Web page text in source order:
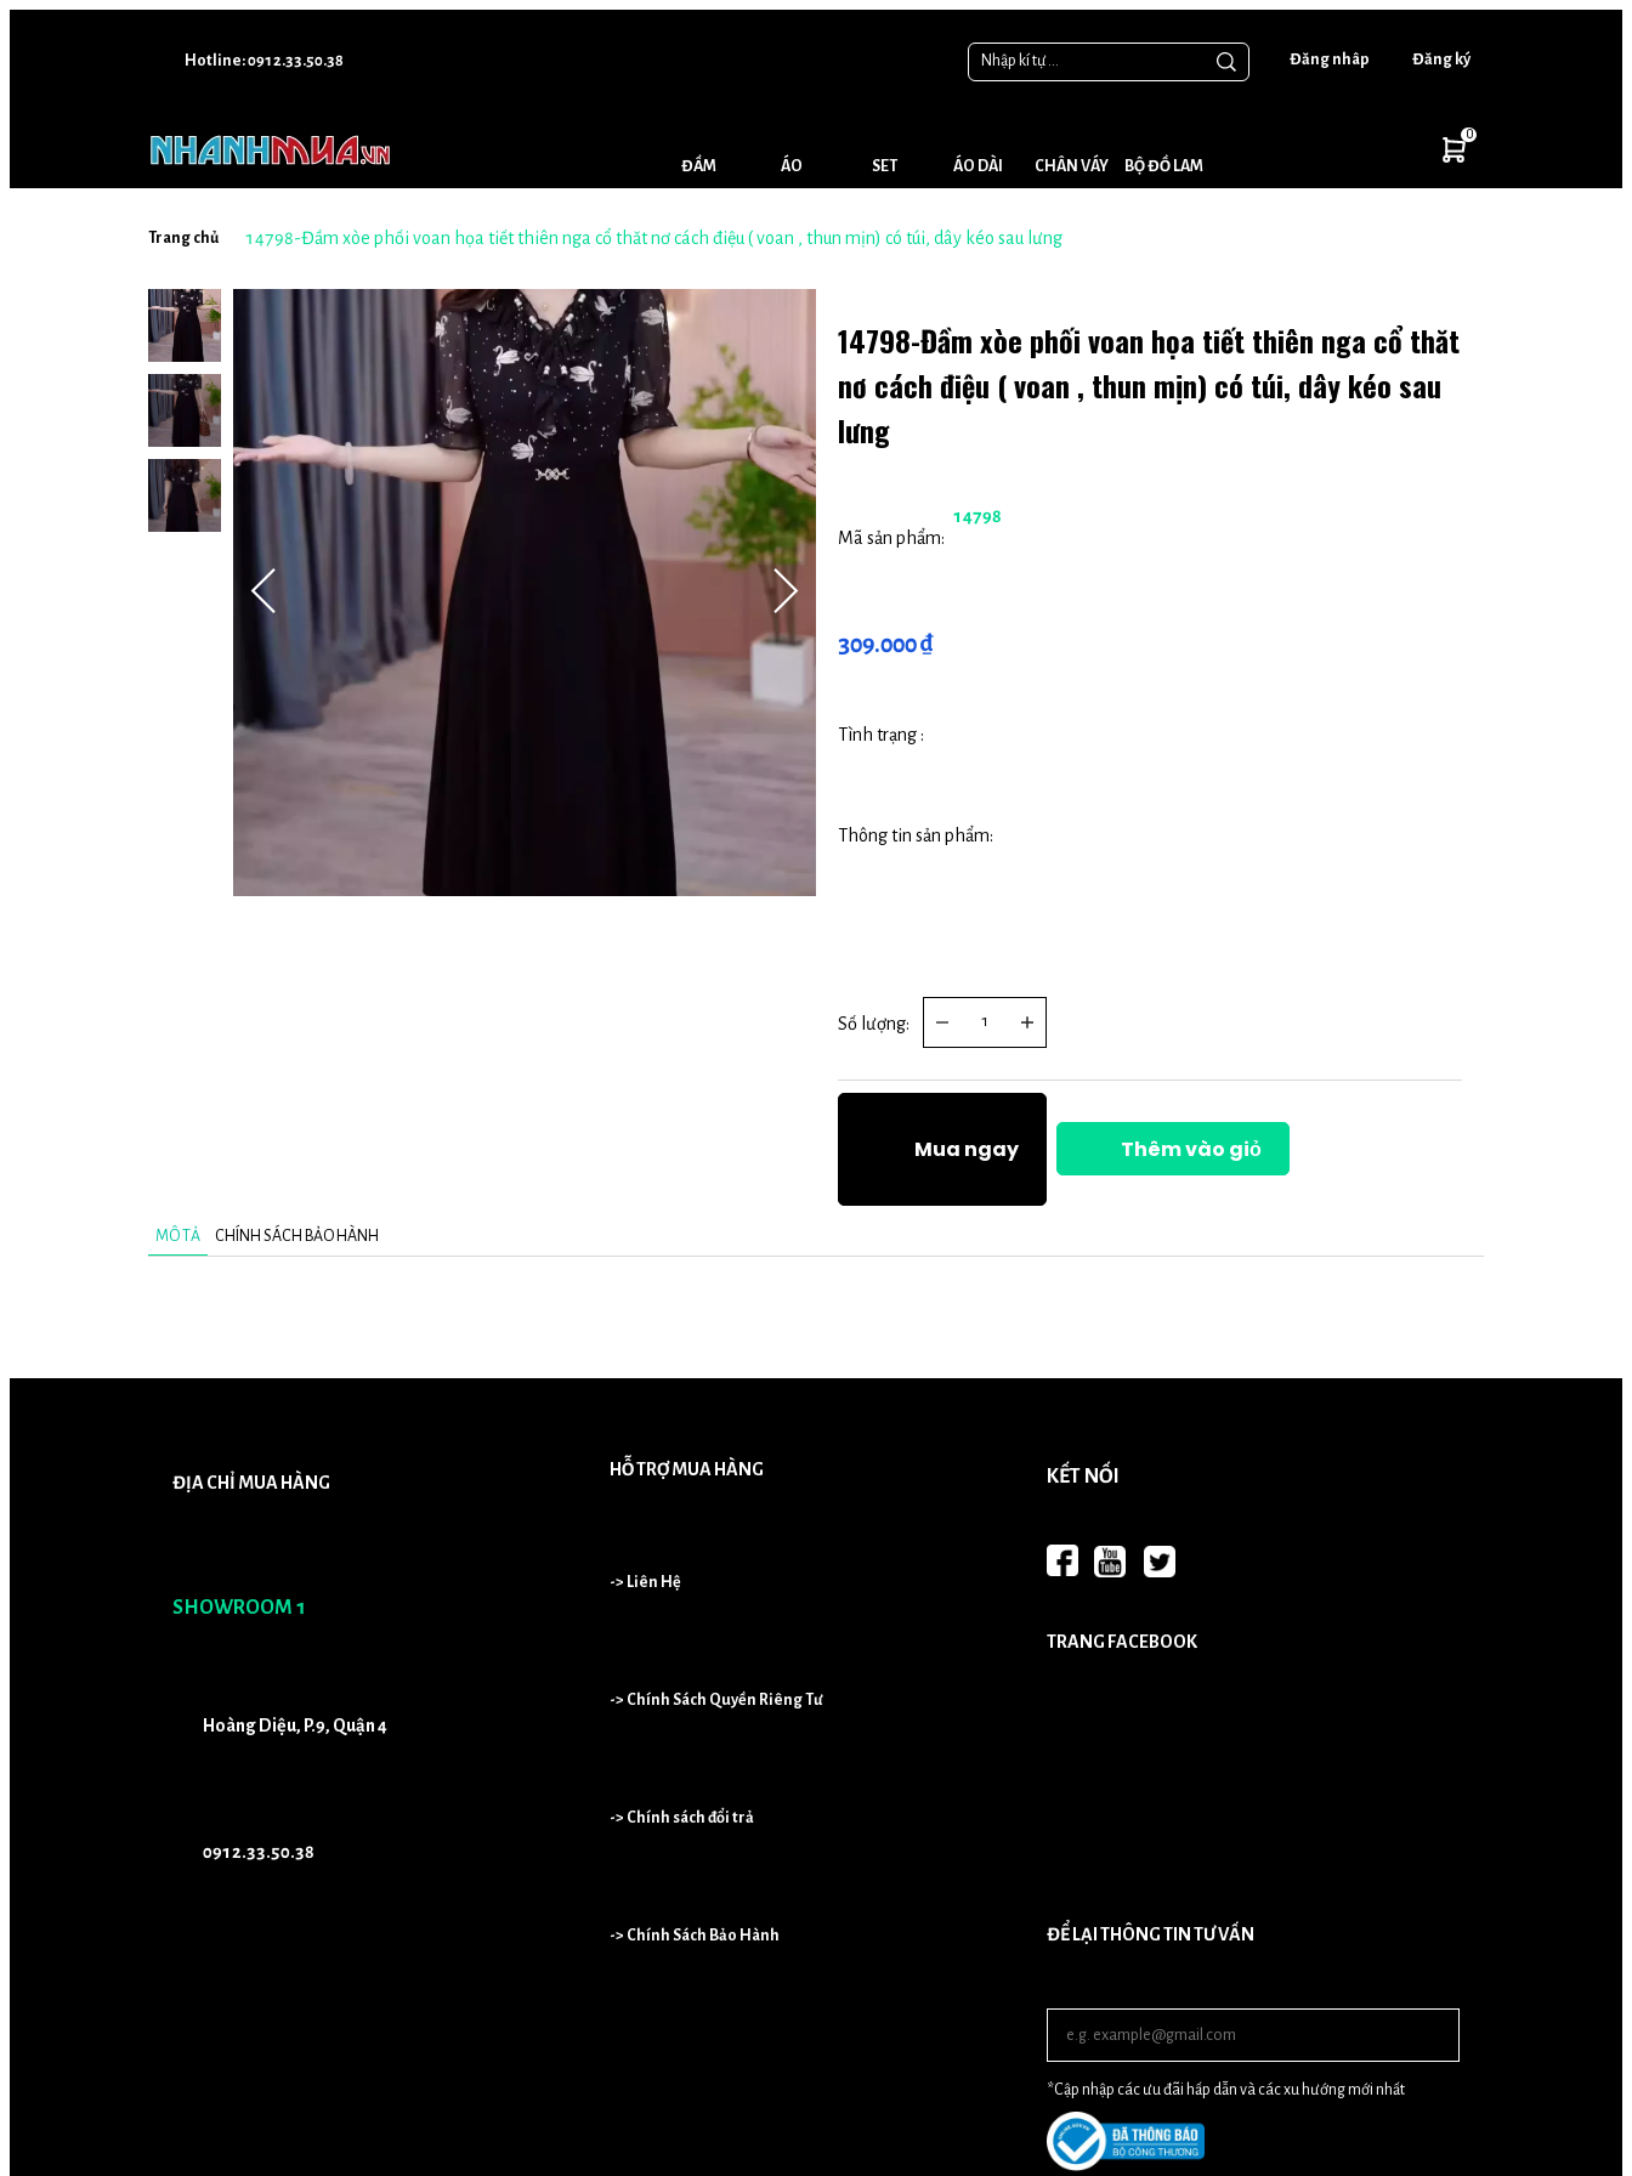
Hotline: 0912.33.50.38 Đăng nhâp Đăng ký
0
ĐẦM ÁO SET ÁO DÀI CHÂN VÁY BỘ ĐỒ LAM
Trang chủ 14798-Đầm xòe phối voan họa tiết thiên nga cổ thăt nơ cách điệu ( voan , thun mịn) có túi, dây kéo sau lưng
14798-Đầm xòe phối voan họa tiết thiên nga cổ thăt
nơ cách điệu ( voan , thun mịn) có túi, dây kéo sau
lưng
Mã sản phẩm:
14798
309.000 ₫
Tình trạng :
Thông tin sản phẩm:
Số lượng:
Mua ngay Thêm vào giỏ
MÔ TẢ CHÍNH SÁCH BẢO HÀNH
ĐỊA CHỈ MUA HÀNG
SHOWROOM 1
Hoàng Diệu, P.9, Quận 4
0912.33.50.38
HỖ TRỢ MUA HÀNG
-> Liên Hệ
-> Chính Sách Quyền Riêng Tư
-> Chính sách đổi trả
-> Chính Sách Bảo Hành
KẾT NỐI
TRANG FACEBOOK
ĐỂ LẠI THÔNG TIN TƯ VẤN
*Cập nhập các ưu đãi hấp dẫn và các xu hướng mới nhất